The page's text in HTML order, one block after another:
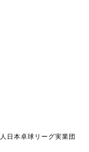
日本卓球リーグ実業団